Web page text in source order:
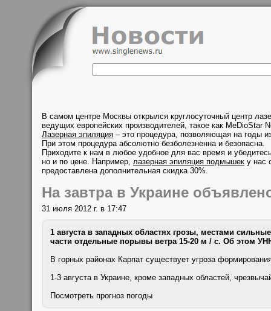
В самом центре Москвы открылся круглосуточный центр
ведущих европейских производителей, такое как MeDioStar
Лазерная эпиляция – это процедура, позволяющая на годы
При этом процедура абсолютно безболезненна и безопасна.
Приходите к нам в любое удобное для вас время и
но и по цене. Например, лазерная эпиляция подмышек у нас
предоставлена дополнительная скидка 30%.
На завтра в Украине
31 июля 2012 г. в 17:47
1 августа в западных областях грозы, местами
части отдельные порывы ветра 15-20 м / с. Об этом
В горных районах Карпат существует угроза
1-3 августа в Украине, кроме западных областей,
Посмотреть прогноз погоды